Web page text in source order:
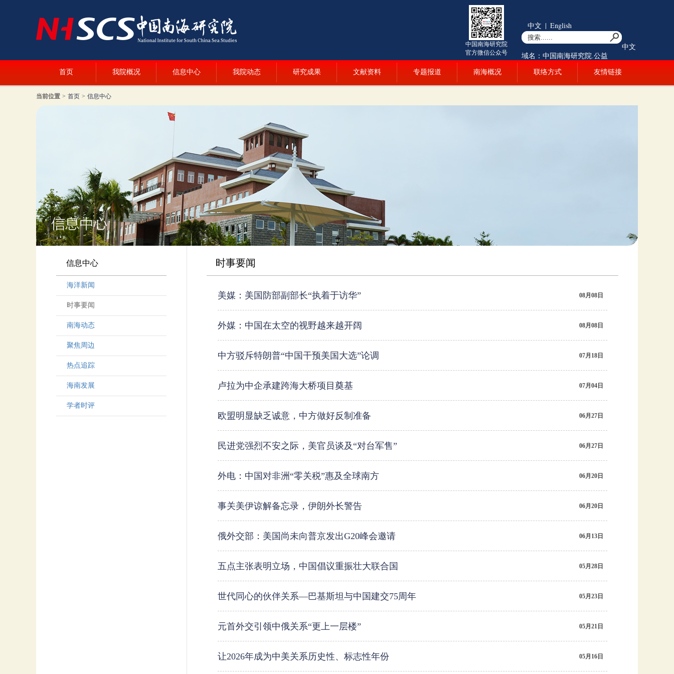
中国南海研究院
官方微信公众号
中文 | English
中文
域名：中国南海研究院.公益
首页 我院概况 信息中心 我院动态 研究成果 文献资料 专题报道 南海概况 联络方式 友情链接
当前位置 > 首页 > 信息中心
信息中心
海洋新闻
时事要闻
南海动态
聚焦周边
热点追踪
海南发展
学者时评
时事要闻
美媒：美国防部副部长“执着于访华” 08月08日
外媒：中国在太空的视野越来越开阔 08月08日
中方驳斥特朗普“中国干预美国大选”论调 07月18日
卢拉为中企承建跨海大桥项目奠基 07月04日
欧盟明显缺乏诚意，中方做好反制准备 06月27日
民进党强烈不安之际，美官员谈及“对台军售” 06月27日
外电：中国对非洲“零关税”惠及全球南方 06月20日
事关美伊谅解备忘录，伊朗外长警告 06月20日
俄外交部：美国尚未向普京发出G20峰会邀请 06月13日
五点主张表明立场，中国倡议重振壮大联合国 05月28日
世代同心的伙伴关系—巴基斯坦与中国建交75周年 05月23日
元首外交引领中俄关系“更上一层楼” 05月21日
让2026年成为中美关系历史性、标志性年份 05月16日